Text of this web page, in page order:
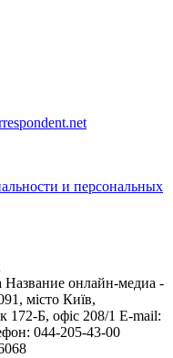
и персональных
Название онлайн-медиа -
місто Київ,
Б, офіс 208/1 E-mail:
044-205-43-00